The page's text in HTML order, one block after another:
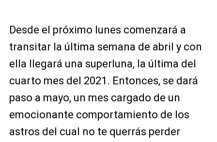
Desde el próximo lunes comenzará a
transitar la última semana de abril y con
ella llegará una superluna, la última del
cuarto mes del 2021. Entonces, se dará
paso a mayo, un mes cargado de un
emocionante comportamiento de los
astros del cual no te querrás perder